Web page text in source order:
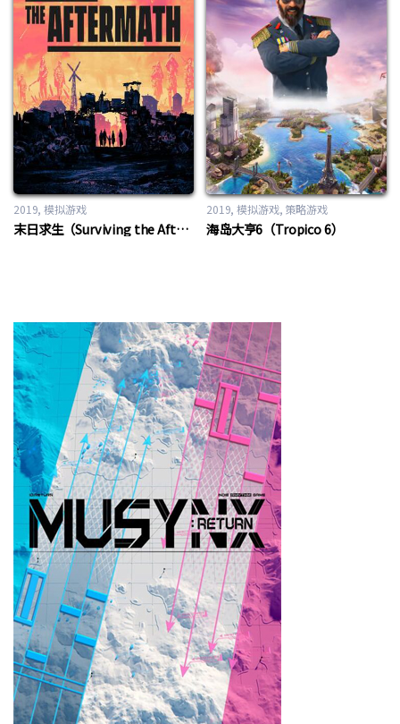
2019 模拟游戏
末日求生（Surviving the Aftermath）
2019 模拟游戏, 策略游戏
海岛大亨6（Tropico 6）